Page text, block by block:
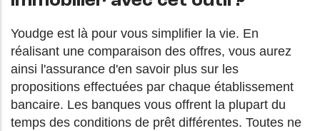
Youdge est là pour vous simplifier la vie. En
réalisant une comparaison des offres, vous aurez
ainsi l'assurance d'en savoir plus sur les
propositions effectuées par chaque établissement
bancaire. Les banques vous offrent la plupart du
temps des conditions de prêt différentes. Toutes ne